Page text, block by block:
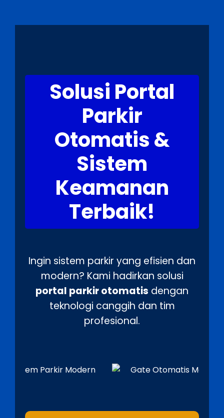
Solusi Portal
Parkir
Otomatis &
Sistem
Keamanan
Terbaik!
Ingin sistem parkir yang efisien dan
modern? Kami hadirkan solusi
portal parkir otomatis dengan
teknologi canggih dan tim
profesional.